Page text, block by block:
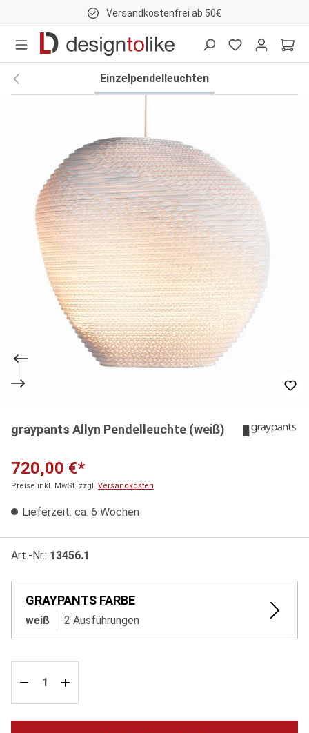
Versandkostenfrei ab 50€
Einzelpendelleuchten
graypants Allyn Pendelleuchte (weiß)
720,00 €*
Preise inkl. MwSt. zzgl. Versandkosten
Lieferzeit: ca. 6 Wochen
Art.-Nr.: 13456.1
GRAYPANTS FARBE
weiß 2 Ausführungen